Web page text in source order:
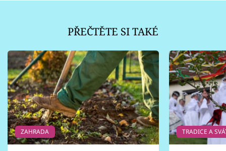
PŘEČTĚTE SI TAKÉ
ZAHRADA TRADICE A